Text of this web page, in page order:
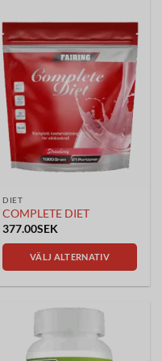
DIET
COMPLETE DIET
377.00SEK
VÄLJ ALTERNATIV
produkten